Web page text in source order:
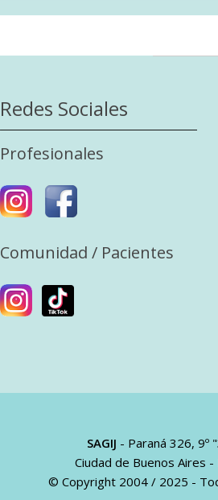
Redes Sociales
Profesionales
Comunidad / Pacientes
SAGIJ - Paraná 326, 9º
Ciudad de Buenos Aires
© Copyright 2004 / 2025 -